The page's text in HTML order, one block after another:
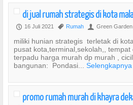
di jual rumah strategis di kota
P 16 Juli 2021 , Rumah U Green Garden
miliki hunian strategis terletak di
pusat kota,terminal,sekolah,,
terpadu harga murah dp murah ,
bangunan: Pondasi... Selengkapnya
promo rumah murah di khayra